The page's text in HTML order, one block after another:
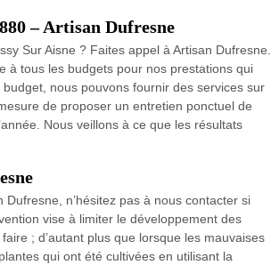
– Artisan Dufresne
Sur Aisne ? Faites appel à Artisan Dufresne.
à tous les budgets pour nos prestations qui
nous pouvons fournir des services sur
de proposer un entretien ponctuel de
Nous veillons à ce que les résultats
n’hésitez pas à nous contacter si
vise à limiter le développement des
; d’autant plus que lorsque les mauvaises
qui ont été cultivées en utilisant la